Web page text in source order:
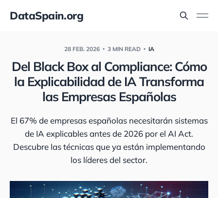
DataSpain.org
28 FEB. 2026 3 MIN READ IA
Del Black Box al Compliance: Cómo
la Explicabilidad de IA Transforma
las Empresas Españolas
El 67% de empresas españolas necesitarán sistemas
de IA explicables antes de 2026 por el AI Act.
Descubre las técnicas que ya están implementando
los líderes del sector.